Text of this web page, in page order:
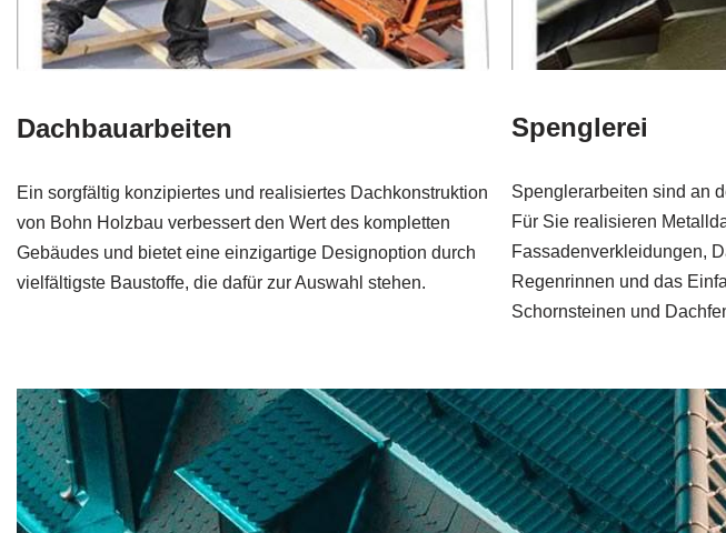
Dachbauarbeiten
Ein sorgfältig konzipiertes und realisiertes Dachkonstruktion
von Bohn Holzbau verbessert den Wert des kompletten
Gebäudes und bietet eine einzigartige Designoption durch
vielfältigste Baustoffe, die dafür zur Auswahl stehen.
Spenglerei
Spenglerarbeiten sind an
Für Sie realisieren
Fassadenverkleidungen,
Regenrinnen und das
Schornsteinen und